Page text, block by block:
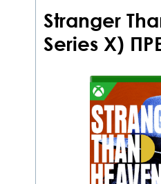
Stranger
Series X)